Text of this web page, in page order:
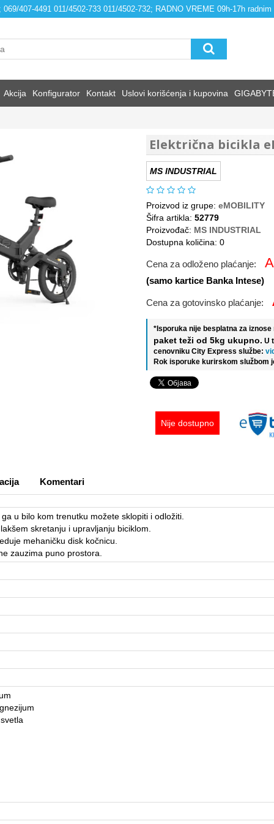
407-4491 011/4502-733 011/4502-732; RADNO VREME 09h-17h radnim
Akcija Konfigurator Kontakt Uslovi korišćenja i kupovina
Električna bicikla
MS INDUSTRIAL
Proizvod iz grupe: eMOBILITY
Šifra artikla: 52779
Proizvođač: MS INDUSTRIAL
Dostupna količina: 0
Cena za odloženo plaćanje:
(samo kartice Banka Intese)
Cena za gotovinsko plaćanje:
*Isporuka nije besplatna za
paket teži od 5kg ukupno. U
cenovniku City Express službe:
Rok isporuke kurirskom službom
Nije dostupno
Komentari
u bilo kom trenutku možete sklopiti i odložiti.
skretanju i upravljanju biciklom.
mehaničku disk kočnicu.
zauzima puno prostora.